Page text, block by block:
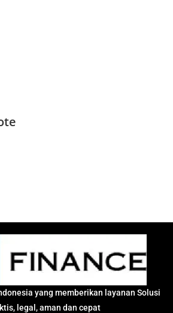
yang memberikan layanan Solusi
legal, aman dan cepat